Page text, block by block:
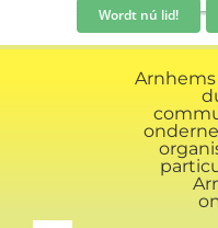
inhoud
Wordt nú lid!